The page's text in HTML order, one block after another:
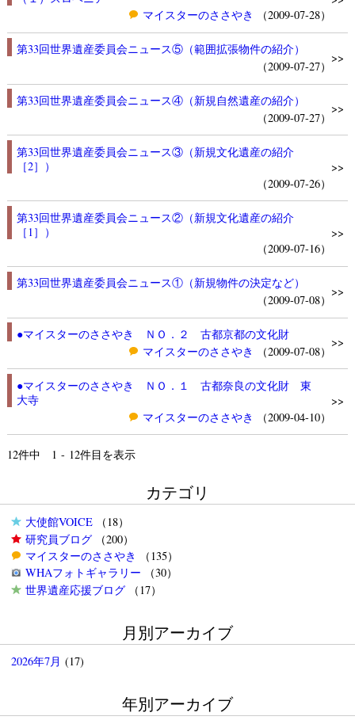
マイスターのささやき
（2009-07-28）
第33回世界遺産委員会ニュース⑤（範囲拡張物件の紹介）
（2009-07-27）
>>
第33回世界遺産委員会ニュース④（新規自然遺産の紹介）
（2009-07-27）
>>
第33回世界遺産委員会ニュース③（新規文化遺産の紹介
［2］）
（2009-07-26）
>>
第33回世界遺産委員会ニュース②（新規文化遺産の紹介
［1］）
（2009-07-16）
>>
第33回世界遺産委員会ニュース①（新規物件の決定など）
（2009-07-08）
>>
●マイスターのささやき ＮＯ．２ 古都京都の文化財
マイスターのささやき
（2009-07-08）
>>
●マイスターのささやき ＮＯ．１ 古都奈良の文化財 東
大寺
マイスターのささやき
（2009-04-10）
>>
12件中 1 - 12件目を表示
カテゴリ
大使館VOICE（18）
研究員ブログ（200）
マイスターのささやき
（135）
WHAフォトギャラリー （30）
世界遺産応援ブログ（17）
月別アーカイブ
2026年7月 (17)
年別アーカイブ